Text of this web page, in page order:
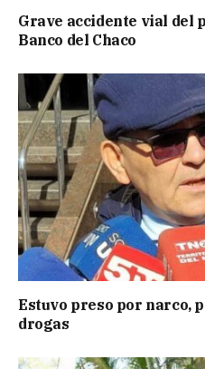
Grave accidente vial del
Banco del Chaco
Estuvo preso por narco,
drogas